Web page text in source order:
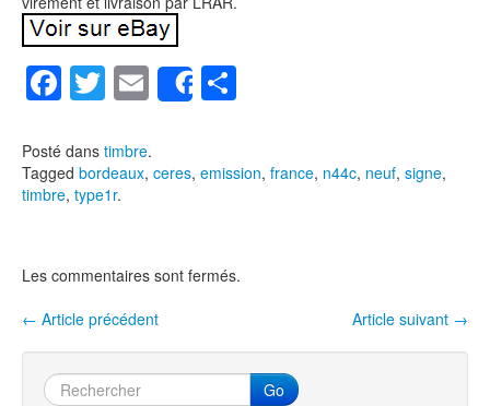
F
c
e
o
k
T
tt
er
E
m
ail
Share
g
Posté dans timbre.
Tagged bordeaux, ceres, emission, france, n44c, neuf, signe,
timbre, type1r.
Les commentaires sont fermés.
Navigation entre les articles
Article suivant →
← Article précédent
Go